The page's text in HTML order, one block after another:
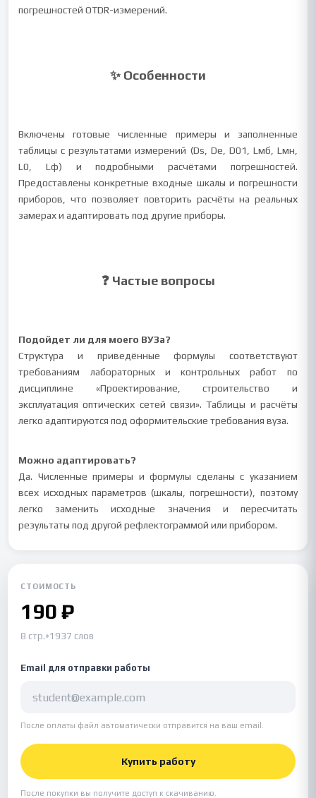
погрешностей OTDR-измерений.
✨ Особенности
Включены готовые численные примеры и заполненные
таблицы с результатами измерений (Ds, De, D01, Lмб, Lмн,
L0, Lф) и подробными расчётами погрешностей.
Предоставлены конкретные входные шкалы и погрешности
приборов, что позволяет повторить расчёты на реальных
замерах и адаптировать под другие приборы.
❓ Частые вопросы
Подойдет ли для моего ВУЗа?
Структура и приведённые формулы соответствуют
требованиям лабораторных и контрольных работ по
дисциплине «Проектирование, строительство и
эксплуатация оптических сетей связи». Таблицы и расчёты
легко адаптируются под оформительские требования вуза.
Можно адаптировать?
Да. Численные примеры и формулы сделаны с указанием
всех исходных параметров (шкалы, погрешности), поэтому
легко заменить исходные значения и пересчитать
результаты под другой рефлектограммой или прибором.
СТОИМОСТЬ
190 ₽
8 стр.•1937 слов
Email для отправки работы
После оплаты файл автоматически отправится на ваш email.
Купить работу
После покупки вы получите доступ к скачиванию.